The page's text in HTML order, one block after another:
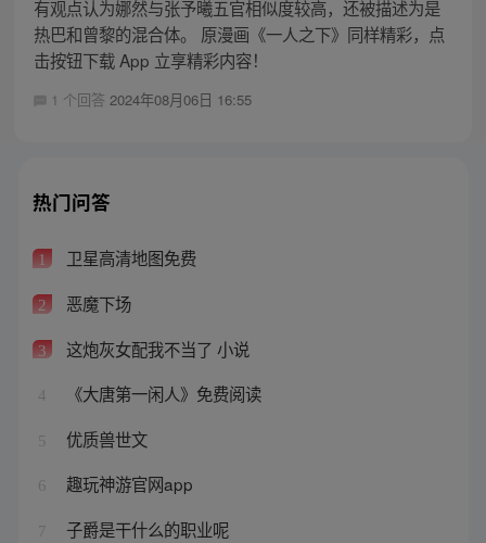
有观点认为娜然与张予曦五官相似度较高，还被描述为是
热巴和曾黎的混合体。 原漫画《一人之下》同样精彩，点
击按钮下载 App 立享精彩内容！
1 个回答 2024年08月06日 16:55
热门问答
1 卫星高清地图免费
2 恶魔下场
3 这炮灰女配我不当了 小说
4 《大唐第一闲人》免费阅读
5 优质兽世文
6 趣玩神游官网app
7 子爵是干什么的职业呢